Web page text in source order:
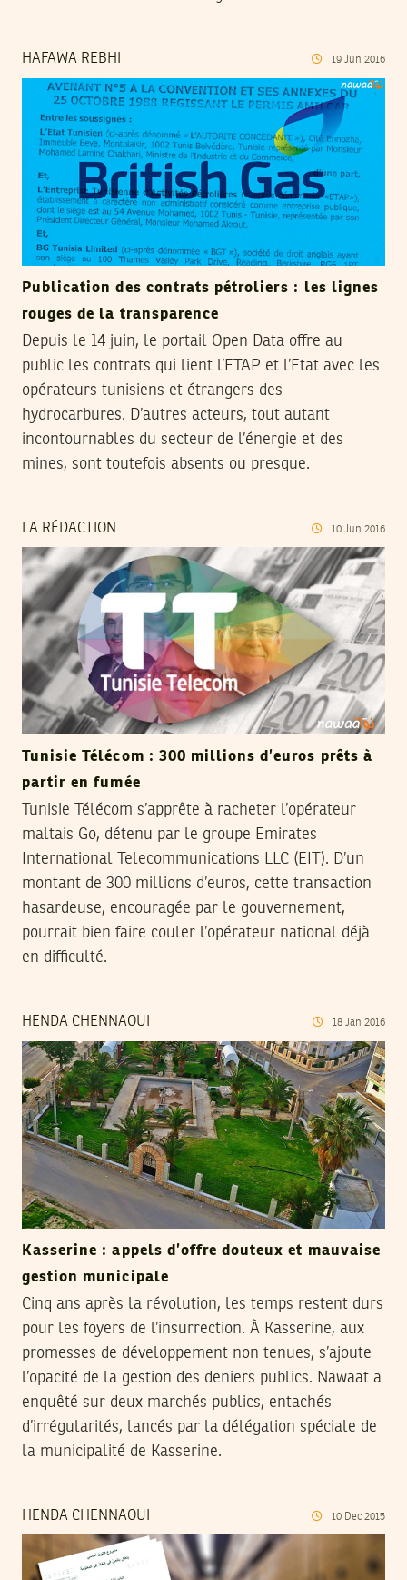
HAFAWA REBHI 19 Jun 2016
Publication des contrats pétroliers : les lignes
rouges de la transparence
Depuis le 14 juin, le portail Open Data offre au
public les contrats qui lient l’ETAP et l’Etat avec les
opérateurs tunisiens et étrangers des
hydrocarbures. D’autres acteurs, tout autant
incontournables du secteur de l’énergie et des
mines, sont toutefois absents ou presque.
LA RÉDACTION 10 Jun 2016
Tunisie Télécom : 300 millions d’euros prêts à
partir en fumée
Tunisie Télécom s’apprête à racheter l’opérateur
maltais Go, détenu par le groupe Emirates
International Telecommunications LLC (EIT). D’un
montant de 300 millions d’euros, cette transaction
hasardeuse, encouragée par le gouvernement,
pourrait bien faire couler l’opérateur national déjà
en difficulté.
HENDA CHENNAOUI 18 Jan 2016
Kasserine : appels d’offre douteux et mauvaise
gestion municipale
Cinq ans après la révolution, les temps restent durs
pour les foyers de l’insurrection. À Kasserine, aux
promesses de développement non tenues, s’ajoute
l’opacité de la gestion des deniers publics. Nawaat a
enquêté sur deux marchés publics, entachés
d’irrégularités, lancés par la délégation spéciale de
la municipalité de Kasserine.
HENDA CHENNAOUI 10 Dec 2015